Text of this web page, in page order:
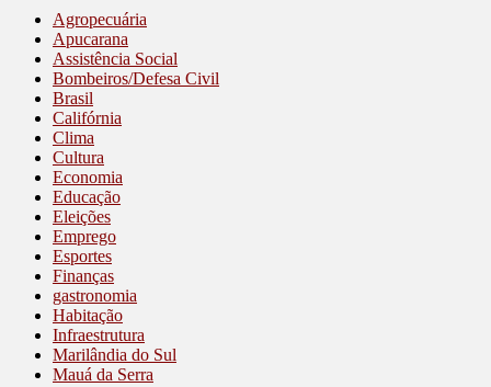
Agropecuária
Apucarana
Assistência Social
Bombeiros/Defesa Civil
Brasil
Califórnia
Clima
Cultura
Economia
Educação
Eleições
Emprego
Esportes
Finanças
gastronomia
Habitação
Infraestrutura
Marilândia do Sul
Mauá da Serra